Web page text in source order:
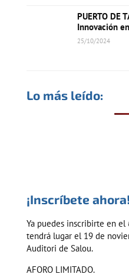
PUERTO DE
Innovación
25/10/2024
Lo más leído:
¡Inscríbete ahora!
Ya puedes inscribirte en el
tendrá lugar el 19 de
Auditori de Salou.
AFORO LIMITADO.